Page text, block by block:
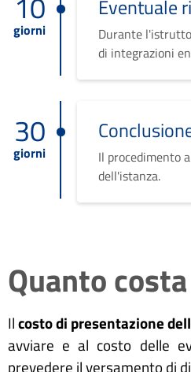
giorni
Eventuale
Durante
di integrazioni
30
giorni
Il procedimento
dell'istanza.
Quanto costa
Ilcosto di presentazione
avviare e al costo delle
prevedere il versamento di